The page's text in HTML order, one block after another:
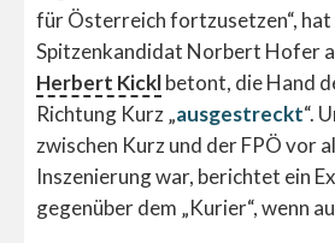
für Österreich fortzusetzen“, hat
Spitzenkandidat Norbert Hofer
Herbert Kicklbetont, die Hand
Richtung Kurz „ausgestreckt“.
zwischen Kurz und der FPÖ vor
Inszenierung war, berichtet ein
gegenüber dem „Kurier“, wenn